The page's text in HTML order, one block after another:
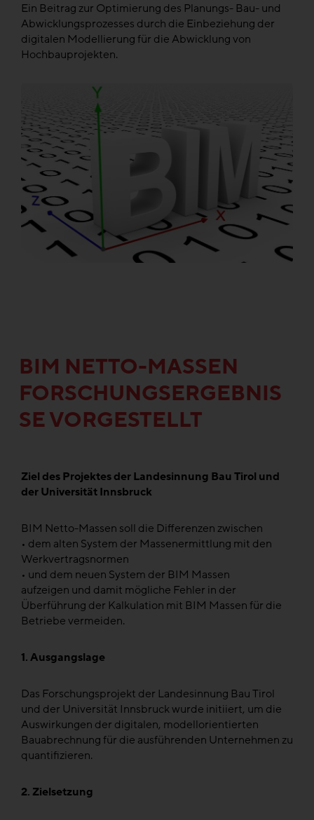
Ein Beitrag zur Optimierung des Planungs- Bau- und
Abwicklungsprozesses durch die Einbeziehung der
digitalen Modellierung für die Abwicklung von
Hochbauprojekten.
BIM NETTO-MASSEN
FORSCHUNGSERGEBNIS
SE VORGESTELLT
Ziel des Projektes der Landesinnung Bau Tirol und
der Universität Innsbruck
BIM Netto-Massen soll die Differenzen zwischen
• dem alten System der Massenermittlung mit den
Werkvertragsnormen
• und dem neuen System der BIM Massen
aufzeigen und damit mögliche Fehler in der
Überführung der Kalkulation mit BIM Massen für die
Betriebe vermeiden.
1. Ausgangslage
Das Forschungsprojekt der Landesinnung Bau Tirol
und der Universität Innsbruck wurde initiiert, um die
Auswirkungen der digitalen, modellorientierten
Bauabrechnung für die ausführenden Unternehmen zu
quantifizieren.
2. Zielsetzung